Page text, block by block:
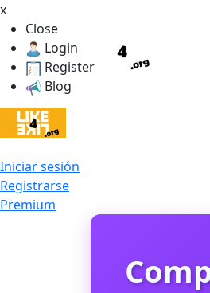
x
Close
Login
Register
Blog
Iniciar sesión
Registrarse
Premium